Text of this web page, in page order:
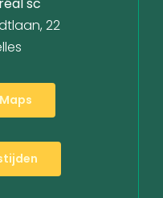
sc
22